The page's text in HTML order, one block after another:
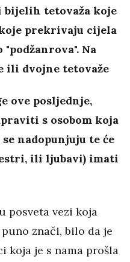
tetovaža koje
prekrivaju cijela
Na
ili dvojne tetovaže
ove posljednje,
s osobom koja
nadopunjuju te će
ili ljubavi) imati
posveta vezi koja
znači, bilo da je
je s nama prošla